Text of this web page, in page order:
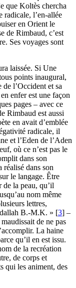
que Koltès chercha
radicale, l’en-allée
en Orient le
de Rimbaud, c’est
Ses voyages sont
laissée. Si Une
points inaugural,
de l’Occident et sa
enfer est une façon
pages – avec ce
Rimbaud est aussi
en avait d’emblée
radicale, il
et l’Eden de l’Aden
où ce n’est pas le
dans son
dans son
le langage. Être
de la peau, qu’il
nom même
lettres,
B.-M.K. » [3] –
de ne pas
La haine
qu’il en est issu.
de la recréation
de corps et
qui les animent, des